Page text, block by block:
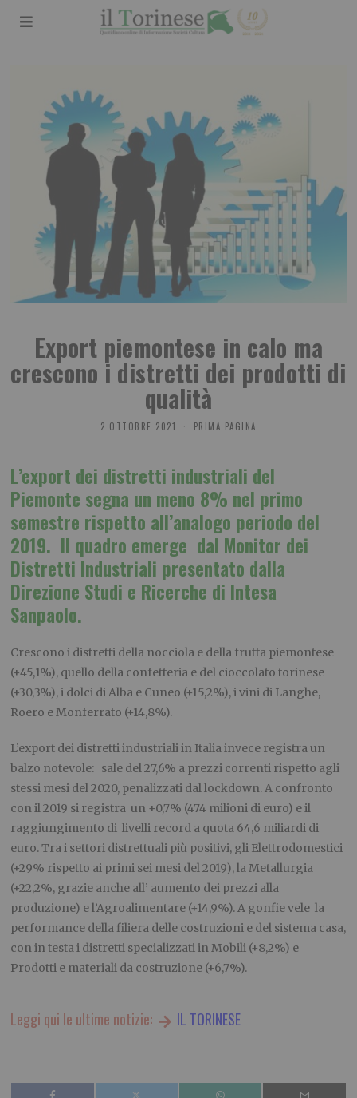
Export piemontese in calo ma
crescono i distretti dei prodotti di
qualità
2 OTTOBRE 2021 PRIMA PAGINA
L’export dei distretti industriali del
Piemonte segna un meno 8% nel primo
semestre rispetto all’analogo periodo del
2019. Il quadro emerge dal Monitor dei
Distretti Industriali presentato dalla
Direzione Studi e Ricerche di Intesa
Sanpaolo.
Crescono i distretti della nocciola e della frutta piemontese
(+45,1%), quello della confetteria e del cioccolato torinese
(+30,3%), i dolci di Alba e Cuneo (+15,2%), i vini di Langhe,
Roero e Monferrato (+14,8%).
L’export dei distretti industriali in Italia invece registra un
balzo notevole: sale del 27,6% a prezzi correnti rispetto agli
stessi mesi del 2020, penalizzati dal lockdown. A confronto
con il 2019 si registra un +0,7% (474 milioni di euro) e il
raggiungimento di livelli record a quota 64,6 miliardi di
euro. Tra i settori distrettuali più positivi, gli Elettrodomestici
(+29% rispetto ai primi sei mesi del 2019), la Metallurgia
(+22,2%, grazie anche all’ aumento dei prezzi alla
produzione) e l’Agroalimentare (+14,9%). A gonfie vele la
performance della filiera delle costruzioni e del sistema casa,
con in testa i distretti specializzati in Mobili (+8,2%) e
Prodotti e materiali da costruzione (+6,7%).
Leggi qui le ultime notizie: IL TORINESE